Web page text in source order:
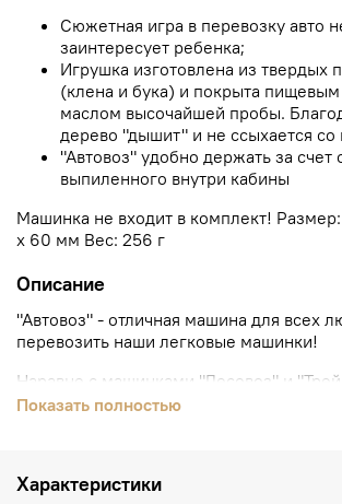
Сюжетная игра в перевозку авто
заинтересует ребенка;
Игрушка изготовлена из твердых
(клена и бука) и покрыта
маслом высочайшей пробы.
дерево "дышит" и не ссыхается
"Автовоз" удобно держать за счет
выпиленного внутри кабины
Машинка не входит в комплект!
х 60 мм Вес: 256 г
Описание
"Автовоз" - отличная машина для всех
перевозить наши легковые машинки!
Наравне с машинками "Лесовоз" и
одна из больших машин в серии
таким образом, чтобы не создавать
Показать полностью
Характеристики